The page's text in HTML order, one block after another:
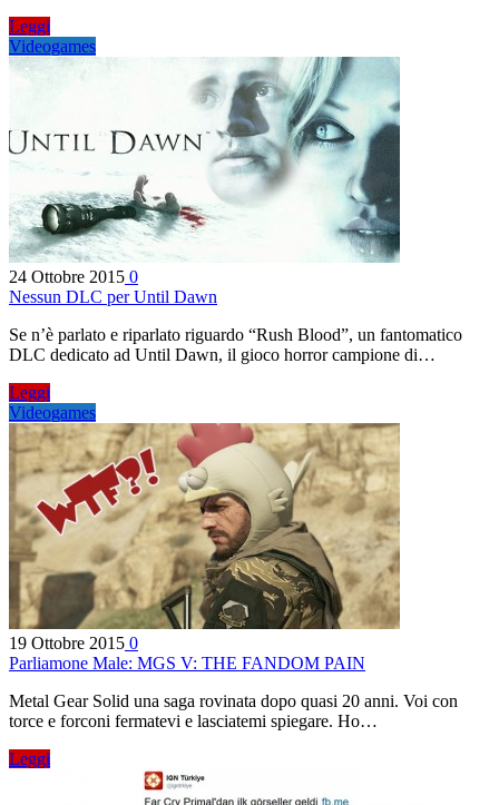
Leggi
Videogames
24 Ottobre 2015 0
Nessun DLC per Until Dawn
Se n’è parlato e riparlato riguardo “Rush Blood”, un fantomatico
DLC dedicato ad Until Dawn, il gioco horror campione di…
Leggi
Videogames
19 Ottobre 2015 0
Parliamone Male: MGS V: THE FANDOM PAIN
Metal Gear Solid una saga rovinata dopo quasi 20 anni. Voi con
torce e forconi fermatevi e lasciatemi spiegare. Ho…
Leggi